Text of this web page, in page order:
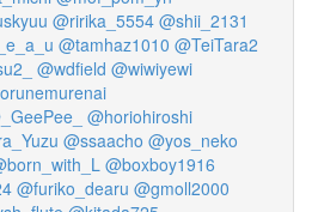
@ririka_5554 @shii_2131
@tamhaz1010 @TeiTara2
@wdfield @wiwiyewi
@horiohiroshi
@ssaacho @yos_neko
@boxboy1916
@furiko_dearu @gmoll2000